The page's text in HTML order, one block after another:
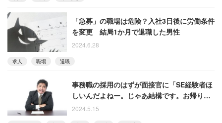
「急募」の職場は危険？入社3日後に労働条件
を変更 結局1か月で退職した男性
2024.6.28
求人 職場 退職
事務職の採用のはずが面接官に「SE経験者ほ
しいんだよねー。じゃあ結構です。お帰りく
ださーい」と言われた女性
2024.5.15